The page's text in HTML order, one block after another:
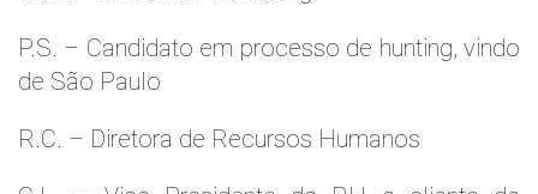
P.S. – Candidato em processo de hunting, vindo
de São Paulo
R.C. – Diretora de Recursos Humanos